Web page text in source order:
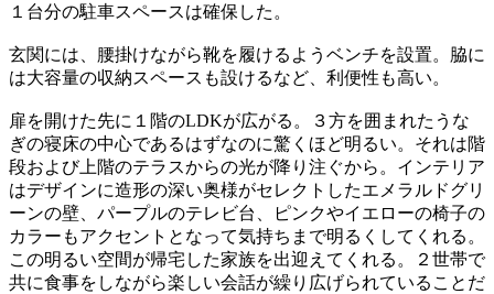
１台分の駐車スペースは確保した。
玄関には、腰掛けながら靴を履けるようベンチを設置。脇に
は大容量の収納スペースも設けるなど、利便性も高い。
扉を開けた先に１階のLDKが広がる。３方を囲まれたうな
ぎの寝床の中心であるはずなのに驚くほど明るい。それは階
段および上階のテラスからの光が降り注ぐから。インテリア
はデザインに造形の深い奥様がセレクトしたエメラルドグリ
ーンの壁、パープルのテレビ台、ピンクやイエローの椅子の
カラーもアクセントとなって気持ちまで明るくしてくれる。
この明るい空間が帰宅した家族を出迎えてくれる。２世帯で
共に食事をしながら楽しい会話が繰り広げられていることだ